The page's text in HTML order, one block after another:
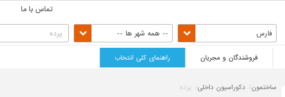
تماس با ما
فارس -- همه شهر ها --
فروشندگان و مجریان راهنمای کلی انتخاب
ساختمون دکوراسیون داخلی پرده